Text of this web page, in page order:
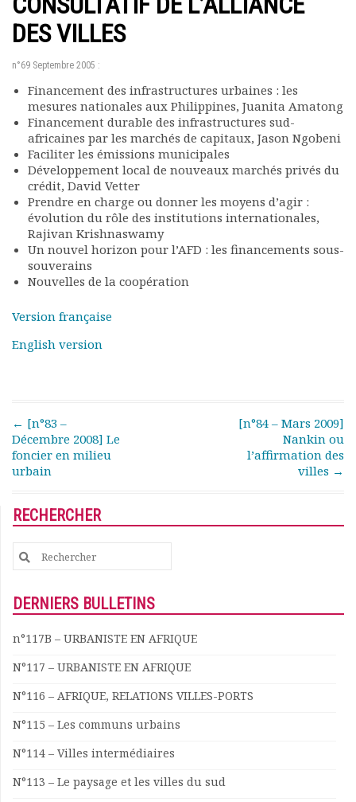
Rapports moraux
Rapports financiers
Nous rejoindre
Présentation du bulletin
Comité de rédaction
Bulletins Villes en
développement
Kiosk
Ressources
Nos actions
Podcast-AdP
Dîners débats
Journées d’études
Concours vidéo
Nos partenaires
Evénements
Annuaire
Offres d’emploi
Forum
Actualités
DES VILLES
n°69 Septembre 2005 :
Financement des infrastructures urbaines : les
mesures nationales aux Philippines, Juanita Amatong
Financement durable des infrastructures sud-
africaines par les marchés de capitaux, Jason Ngobeni
Faciliter les émissions municipales
Développement local de nouveaux marchés privés du
crédit, David Vetter
Prendre en charge ou donner les moyens d’agir :
évolution du rôle des institutions internationales,
Rajivan Krishnaswamy
Un nouvel horizon pour l’AFD : les financements sous-
souverains
Nouvelles de la coopération
Version française
English version
Post navigation
← [n°83 –
Décembre 2008] Le
foncier en milieu
urbain
[n°84 – Mars 2009]
Nankin ou
l’affirmation des
villes →
RECHERCHER
Search
for:
DERNIERS BULLETINS
n°117B – URBANISTE EN AFRIQUE
N°117 – URBANISTE EN AFRIQUE
N°116 – AFRIQUE, RELATIONS VILLES-PORTS
N°115 – Les communs urbains
N°114 – Villes intermédiaires
N°113 – Le paysage et les villes du sud